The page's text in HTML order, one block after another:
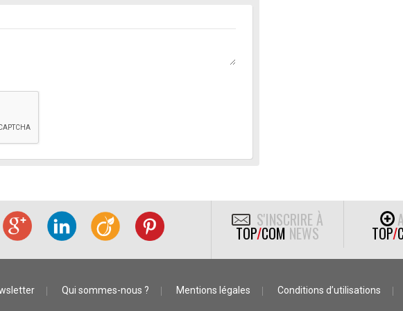
S'INSCRIRE À
TOP/COM NEWS TOP/
Qui sommes-nous ? Mentions légales Conditions d’utilisations